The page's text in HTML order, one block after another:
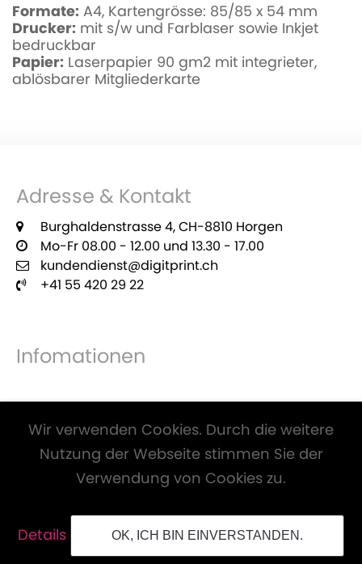
Formate: A4, Kartengrösse: 85/85 x 54 mm
Drucker: mit s/w und Farblaser sowie Inkjet
bedruckbar
Papier: Laserpapier 90 gm2 mit integrieter,
ablösbarer Mitgliederkarte
Adresse & Kontakt
Burghaldenstrasse 4, CH-8810 Horgen
Mo-Fr 08.00 - 12.00 und 13.30 - 17.00
kundendienst@digitprint.ch
+41 55 420 29 22
Infomationen
Alle Preise inkl. Mwst. und zzgl.Versandkosten
Wir verwenden Cookies. Durch die weitere
Nutzung der Webseite stimmen Sie der
Verwendung von Cookies zu.
Details OK, ICH BIN EINVERSTANDEN.